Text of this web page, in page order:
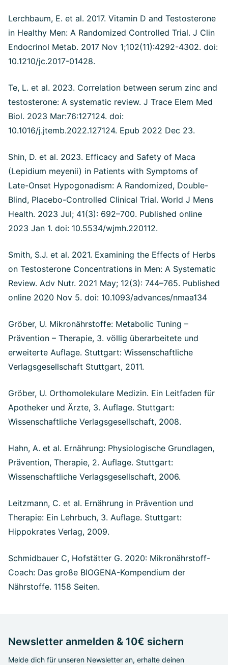
Lerchbaum, E. et al. 2017. Vitamin D and Testosterone
in Healthy Men: A Randomized Controlled Trial. J Clin
Endocrinol Metab. 2017 Nov 1;102(11):4292-4302. doi:
10.1210/jc.2017-01428.
Te, L. et al. 2023. Correlation between serum zinc and
testosterone: A systematic review. J Trace Elem Med
Biol. 2023 Mar:76:127124. doi:
10.1016/j.jtemb.2022.127124. Epub 2022 Dec 23.
Shin, D. et al. 2023. Efficacy and Safety of Maca
(Lepidium meyenii) in Patients with Symptoms of
Late-Onset Hypogonadism: A Randomized, Double-
Blind, Placebo-Controlled Clinical Trial. World J Mens
Health. 2023 Jul; 41(3): 692–700. Published online
2023 Jan 1. doi: 10.5534/wjmh.220112.
Smith, S.J. et al. 2021. Examining the Effects of Herbs
on Testosterone Concentrations in Men: A Systematic
Review. Adv Nutr. 2021 May; 12(3): 744–765. Published
online 2020 Nov 5. doi: 10.1093/advances/nmaa134
Gröber, U. Mikronährstoffe: Metabolic Tuning –
Prävention – Therapie, 3. völlig überarbeitete und
erweiterte Auflage. Stuttgart: Wissenschaftliche
Verlagsgesellschaft Stuttgart, 2011.
Gröber, U. Orthomolekulare Medizin. Ein Leitfaden für
Apotheker und Ärzte, 3. Auflage. Stuttgart:
Wissenschaftliche Verlagsgesellschaft, 2008.
Hahn, A. et al. Ernährung: Physiologische Grundlagen,
Prävention, Therapie, 2. Auflage. Stuttgart:
Wissenschaftliche Verlagsgesellschaft, 2006.
Leitzmann, C. et al. Ernährung in Prävention und
Therapie: Ein Lehrbuch, 3. Auflage. Stuttgart:
Hippokrates Verlag, 2009.
Schmidbauer C, Hofstätter G. 2020: Mikronährstoff-
Coach: Das große BIOGENA-Kompendium der
Nährstoffe. 1158 Seiten.
Newsletter anmelden & 10€ sichern
Melde dich für unseren Newsletter an, erhalte deinen